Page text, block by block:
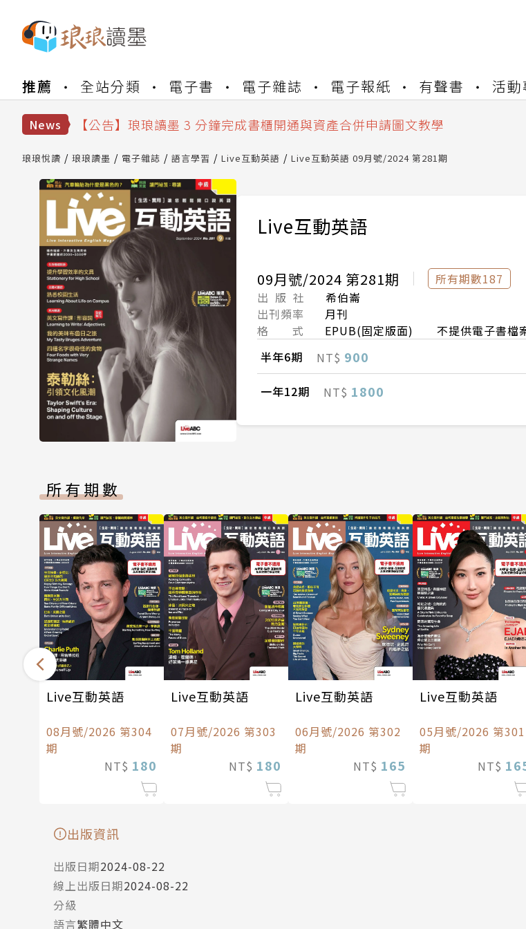
推薦 全站分類 電子書 電子雜誌 電子報紙 有聲書 活動
News
【公告】琅琅讀墨數位閱讀資產合併與書櫃開通申請
【公告】琅琅讀墨 3 分鐘完成書櫃開通與資產合併申請圖文教學
【公告】琅琅讀墨數位閱讀資產合併與書櫃開通申請
琅琅悅讀 琅琅讀墨 電子雜誌 語言學習 Live互動英語 Live互動英語 09月號/2024 第281期
Live互動英語
09月號/2024 第281期
所有期數187
出 版 社
希伯崙
出刊頻率
月刊
格 式
EPUB(固定版面) 不提供電子書檔
半年6期
NT$ 900
一年12期 NT$ 1800
所有期數
Live互動英語
08月號/2026 第304
期
NT$ 180
Live互動英語
07月號/2026 第303
期
NT$ 180
Live互動英語
06月號/2026 第302
期
NT$ 165
Live互動英語
05月號/2026 第301
期
NT$
出版資訊
出版日期2024-08-22
線上出版日期2024-08-22
分級
語言繁體中文